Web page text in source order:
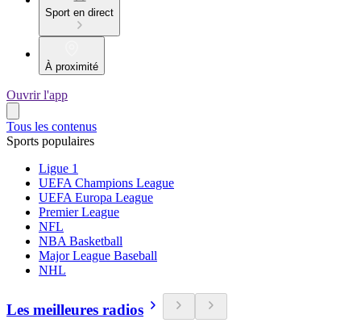
Sport en direct
À proximité
Ouvrir l'app
Tous les contenus
Sports populaires
Ligue 1
UEFA Champions League
UEFA Europa League
Premier League
NFL
NBA Basketball
Major League Baseball
NHL
Les meilleures radios